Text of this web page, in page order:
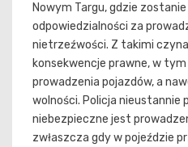
Nowym Targu, gdzie
odpowiedzialności za
nietrzeźwości. Z takimi
konsekwencje prawne, w
prowadzenia pojazdów, a
wolności. Policja nieustannie
niebezpieczne jest
zwłaszcza gdy w pojeździe